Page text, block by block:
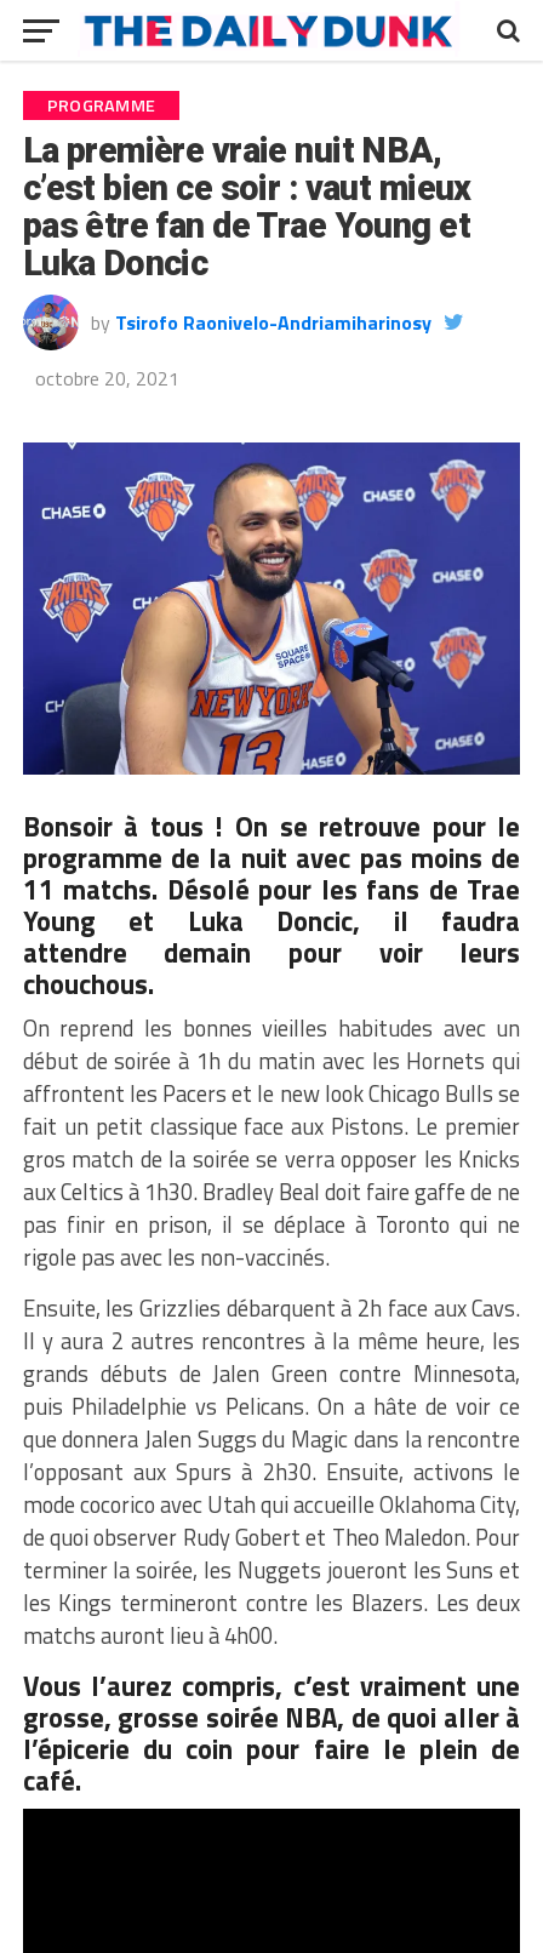
PROGRAMME
La première vraie nuit NBA,
c’est bien ce soir : vaut mieux
pas être fan de Trae Young et
Luka Doncic
by Tsirofo Raonivelo-Andriamiharinosy
octobre 20, 2021
Bonsoir à tous ! On se retrouve pour le
programme de la nuit avec pas moins de
11 matchs. Désolé pour les fans de Trae
Young et Luka Doncic, il faudra
attendre demain pour voir leurs
chouchous.
On reprend les bonnes vieilles habitudes avec un
début de soirée à 1h du matin avec les Hornets qui
affrontent les Pacers et le new look Chicago Bulls se
fait un petit classique face aux Pistons. Le premier
gros match de la soirée se verra opposer les Knicks
aux Celtics à 1h30. Bradley Beal doit faire gaffe de ne
pas finir en prison, il se déplace à Toronto qui ne
rigole pas avec les non-vaccinés.
Ensuite, les Grizzlies débarquent à 2h face aux Cavs.
Il y aura 2 autres rencontres à la même heure, les
grands débuts de Jalen Green contre Minnesota,
puis Philadelphie vs Pelicans. On a hâte de voir ce
que donnera Jalen Suggs du Magic dans la rencontre
l’opposant aux Spurs à 2h30. Ensuite, activons le
mode cocorico avec Utah qui accueille Oklahoma City,
de quoi observer Rudy Gobert et Theo Maledon. Pour
terminer la soirée, les Nuggets joueront les Suns et
les Kings termineront contre les Blazers. Les deux
matchs auront lieu à 4h00.
Vous l’aurez compris, c’est vraiment une
grosse, grosse soirée NBA, de quoi aller à
l’épicerie du coin pour faire le plein de
café.